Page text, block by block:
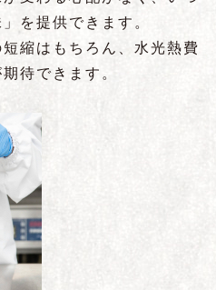
を提供できます。
縮はもちろん、水光熱費
待できます。